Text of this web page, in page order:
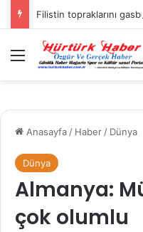
Menü
Anasayfa / Haber / Dünya
Dünya
Almanya:
çok olumlu